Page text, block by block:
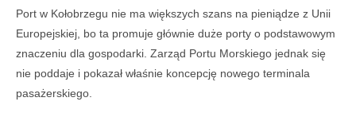
Port w Kołobrzegu nie ma większych szans na pieniądze z Unii
Europejskiej, bo ta promuje głównie duże porty o podstawowym
znaczeniu dla gospodarki. Zarząd Portu Morskiego jednak się
nie poddaje i pokazał właśnie koncepcję nowego terminala
pasażerskiego.